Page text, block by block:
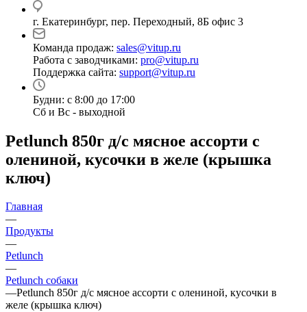
г. Екатеринбург, пер. Переходный, 8Б офис 3
Команда продаж: sales@vitup.ru
Работа с заводчиками: pro@vitup.ru
Поддержка сайта: support@vitup.ru
Будни: с 8:00 до 17:00
Сб и Вс - выходной
Petlunch 850г д/с мясное ассорти с
олениной, кусочки в желе (крышка
ключ)
Главная
—
Продукты
—
Petlunch
—
Petlunch собаки
—Petlunch 850г д/с мясное ассорти с олениной, кусочки в
желе (крышка ключ)